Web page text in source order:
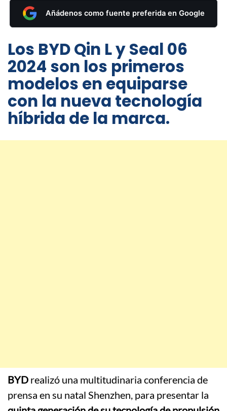
Añádenos como fuente preferida en Google
Los BYD Qin L y Seal 06
2024 son los primeros
modelos en equiparse
con la nueva tecnología
híbrida de la marca.
BYD realizó una multitudinaria conferencia de
prensa en su natal Shenzhen, para presentar la